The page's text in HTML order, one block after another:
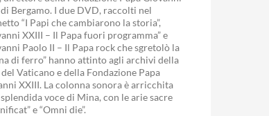
Bergamo. I due DVD, raccolti nel
“I Papi che cambiarono la storia”,
XXIII – Il Papa fuori programma” e
Paolo II – Il Papa rock che sgretolò la
di ferro” hanno attinto agli archivi della
Vaticano e della Fondazione Papa
XXIII. La colonna sonora è arricchita
voce di Mina, con le arie sacre
e “Omni die”.